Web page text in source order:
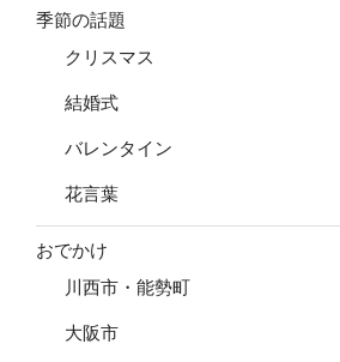
季節の話題
クリスマス
結婚式
バレンタイン
花言葉
おでかけ
川西市・能勢町
大阪市